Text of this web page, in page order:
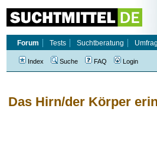
Das Hirn/der Körper
Forum
Tests Suchtberatung
Index Suche FAQ Login